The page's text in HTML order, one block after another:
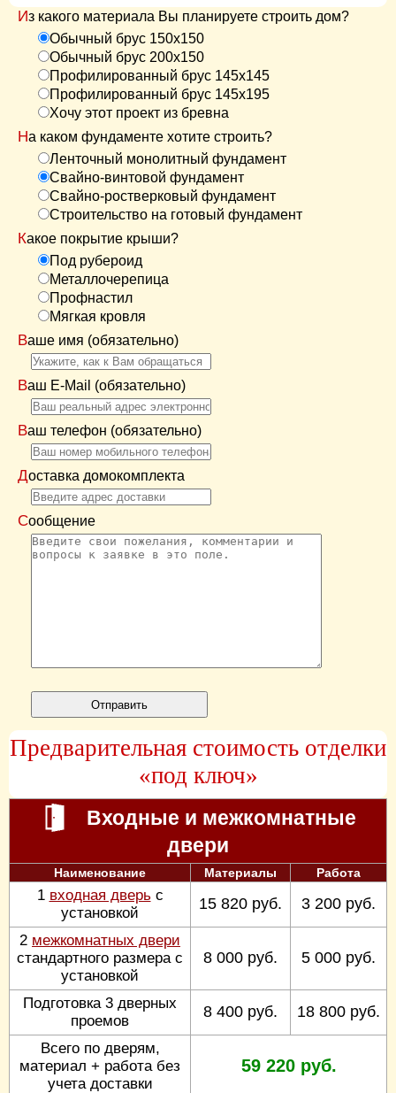
Из какого материала Вы планируете строить дом?
Обычный брус 150х150
Обычный брус 200х150
Профилированный брус 145х145
Профилированный брус 145х195
Хочу этот проект из бревна
На каком фундаменте хотите строить?
Ленточный монолитный фундамент
Свайно-винтовой фундамент
Свайно-ростверковый фундамент
Строительство на готовый фундамент
Какое покрытие крыши?
Под рубероид
Металлочерепица
Профнастил
Мягкая кровля
Ваше имя (обязательно)
Ваш E-Mail (обязательно)
Ваш телефон (обязательно)
Доставка домокомплекта
Сообщение
Предварительная стоимость отделки
«под ключ»
Входные и межкомнатные
двери
Наименование Материалы Работа
1 входная дверьс
установкой
15 820 руб. 3 200 руб.
2 межкомнатных двери
стандартного размера с
установкой
8 000 руб. 5 000 руб.
Подготовка 3 дверных
проемов
8 400 руб. 18 800 руб.
Всего по дверям,
материал + работа без
учета доставки
59 220 руб.